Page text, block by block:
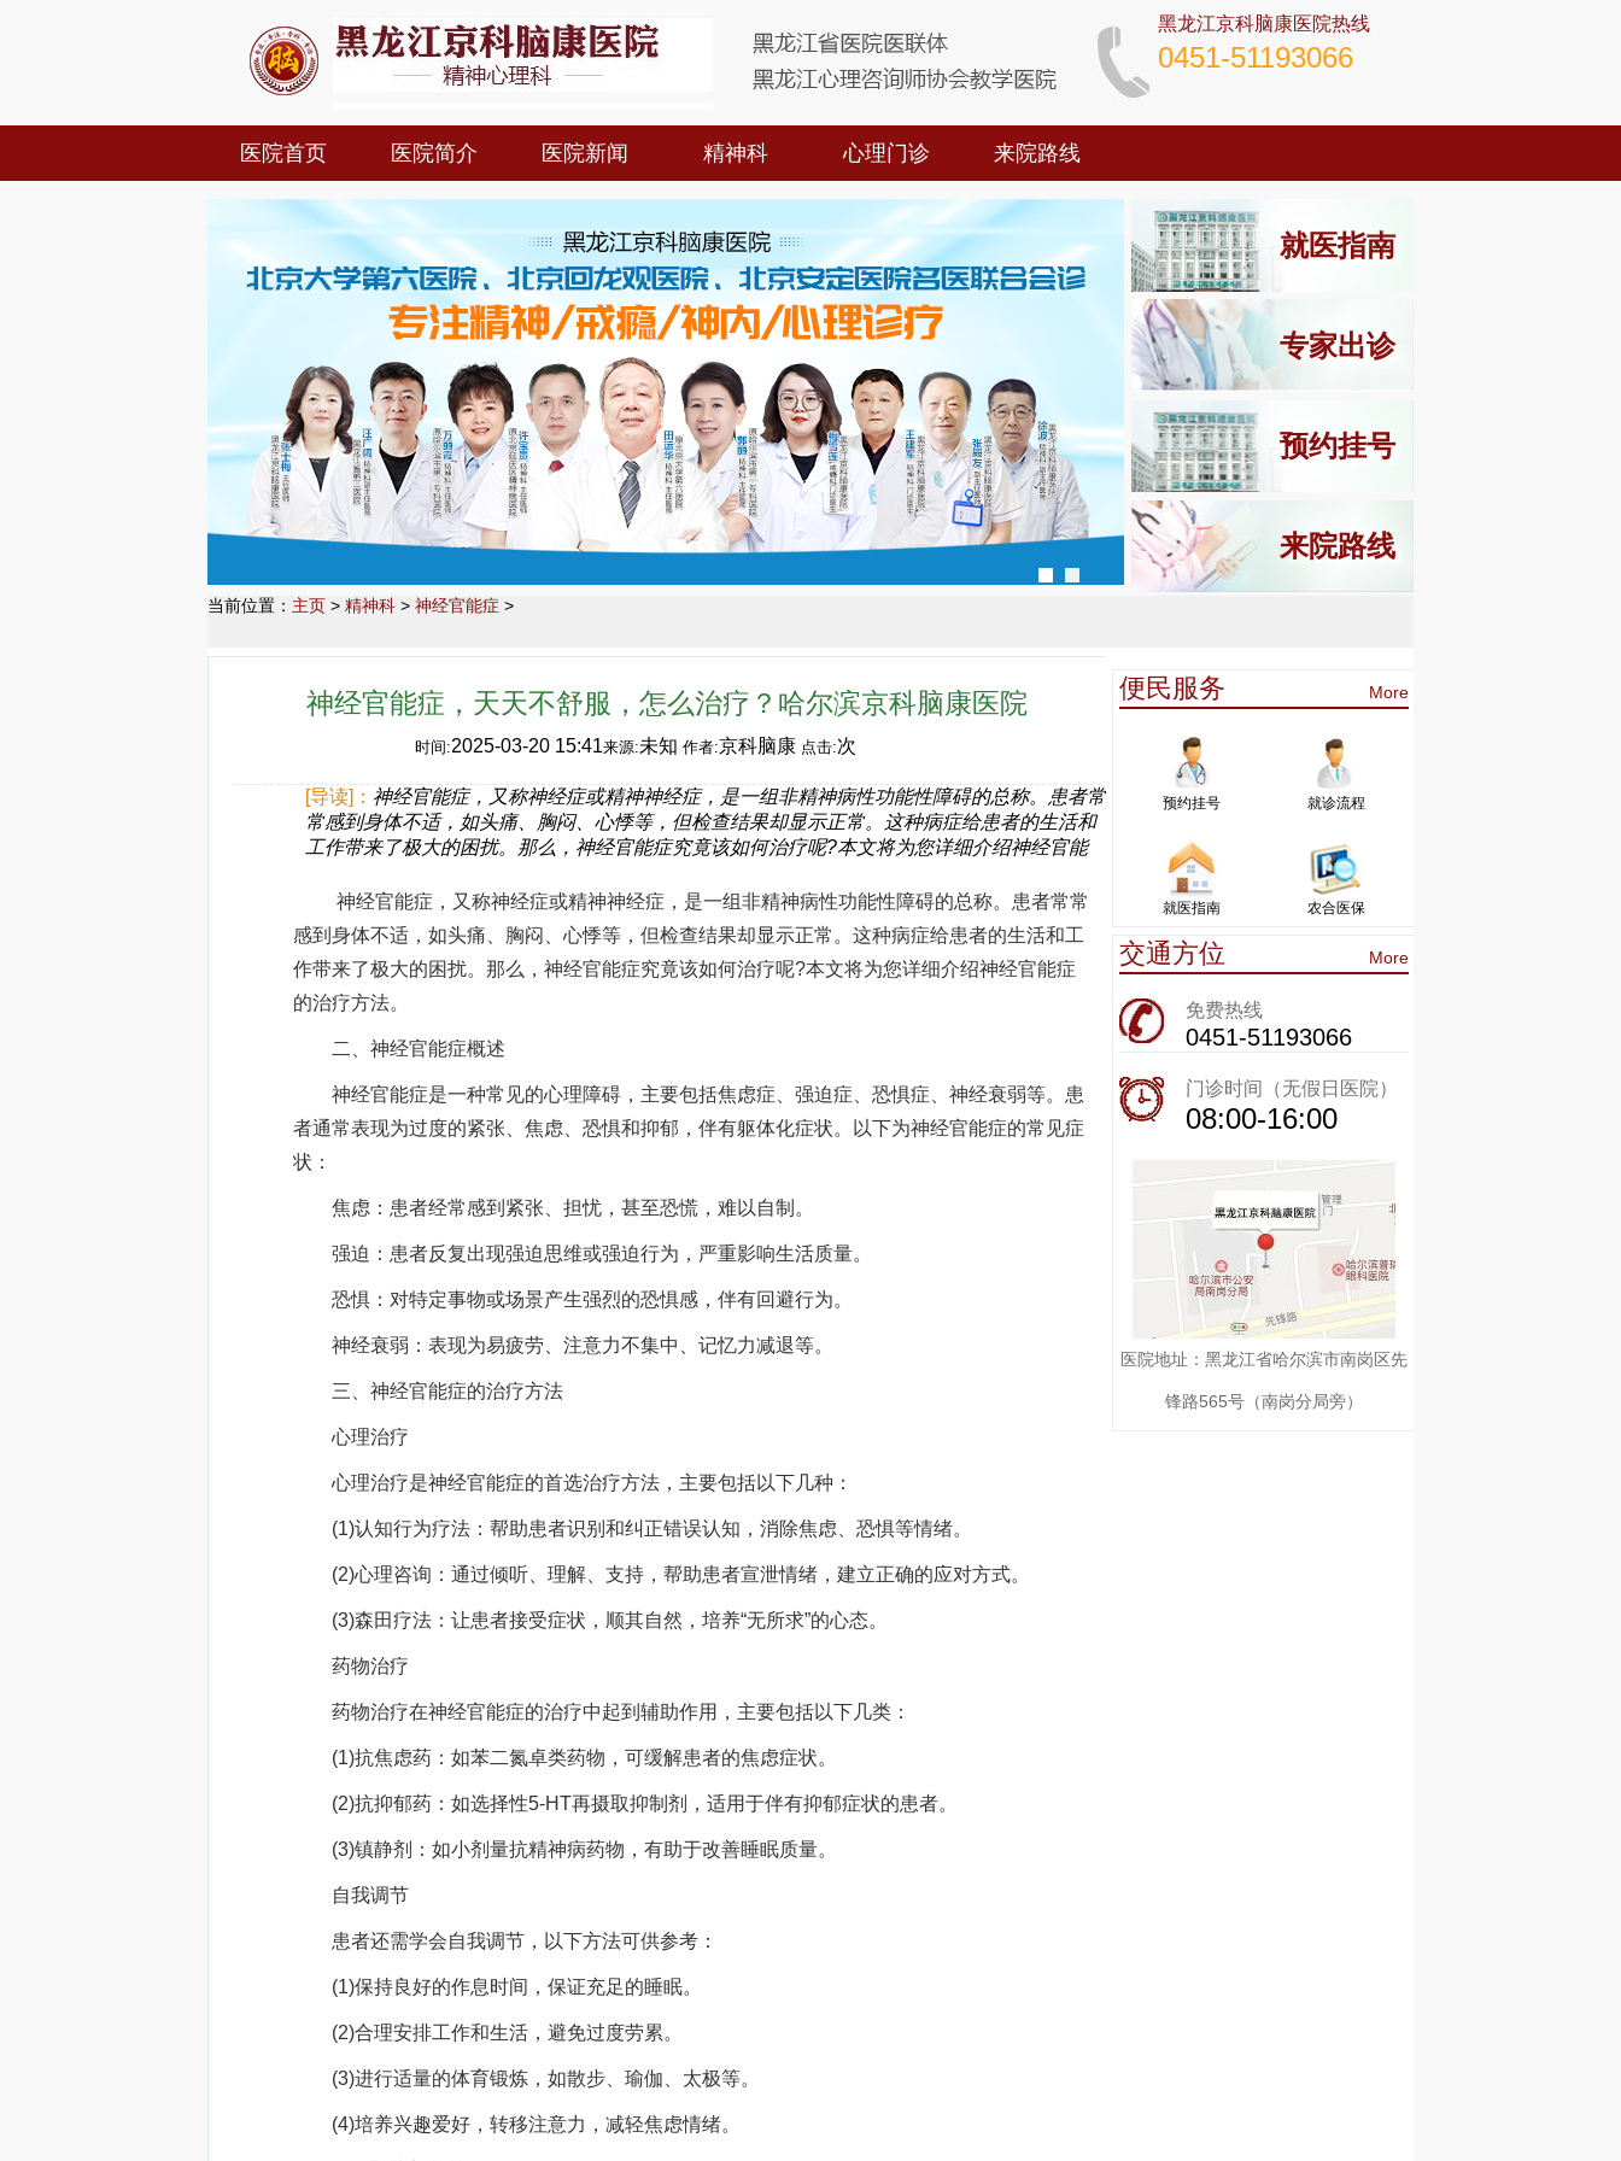
黑龙江京科脑康医院热线
0451-51193066
医院首页 医院简介 医院新闻 精神科 心理门诊 来院路线
就医指南
专家出诊
预约挂号
来院路线
当前位置： 主页 > 精神科 > 神经官能症 >
神经官能症，天天不舒服，怎么治疗？哈尔滨京科脑康医院
时间:2025-03-20 15:41来源:未知 作者:京科脑康 点击:次
[导读]： 神经官能症，又称神经症或精神神经症，是一组非精神病性功能性障碍的总称。患者常
常感到身体不适，如头痛、胸闷、心悸等，但检查结果却显示正常。这种病症给患者的生活和
工作带来了极大的困扰。那么，神经官能症究竟该如何治疗呢?本文将为您详细介绍神经官能
神经官能症，又称神经症或精神神经症，是一组非精神病性功能性障碍的总称。患者常常
感到身体不适，如头痛、胸闷、心悸等，但检查结果却显示正常。这种病症给患者的生活和工
作带来了极大的困扰。那么，神经官能症究竟该如何治疗呢?本文将为您详细介绍神经官能症
的治疗方法。
二、神经官能症概述
神经官能症是一种常见的心理障碍，主要包括焦虑症、强迫症、恐惧症、神经衰弱等。患
者通常表现为过度的紧张、焦虑、恐惧和抑郁，伴有躯体化症状。以下为神经官能症的常见症
状：
焦虑：患者经常感到紧张、担忧，甚至恐慌，难以自制。
强迫：患者反复出现强迫思维或强迫行为，严重影响生活质量。
恐惧：对特定事物或场景产生强烈的恐惧感，伴有回避行为。
神经衰弱：表现为易疲劳、注意力不集中、记忆力减退等。
三、神经官能症的治疗方法
心理治疗
心理治疗是神经官能症的首选治疗方法，主要包括以下几种：
(1)认知行为疗法：帮助患者识别和纠正错误认知，消除焦虑、恐惧等情绪。
(2)心理咨询：通过倾听、理解、支持，帮助患者宣泄情绪，建立正确的应对方式。
(3)森田疗法：让患者接受症状，顺其自然，培养“无所求”的心态。
药物治疗
药物治疗在神经官能症的治疗中起到辅助作用，主要包括以下几类：
(1)抗焦虑药：如苯二氮卓类药物，可缓解患者的焦虑症状。
(2)抗抑郁药：如选择性5-HT再摄取抑制剂，适用于伴有抑郁症状的患者。
(3)镇静剂：如小剂量抗精神病药物，有助于改善睡眠质量。
自我调节
患者还需学会自我调节，以下方法可供参考：
(1)保持良好的作息时间，保证充足的睡眠。
(2)合理安排工作和生活，避免过度劳累。
(3)进行适量的体育锻炼，如散步、瑜伽、太极等。
(4)培养兴趣爱好，转移注意力，减轻焦虑情绪。
便民服务 More
预约挂号 就诊流程
就医指南 农合医保
交通方位 More
免费热线
0451-51193066
门诊时间（无假日医院）
08:00-16:00
医院地址：黑龙江省哈尔滨市南岗区先
锋路565号（南岗分局旁）